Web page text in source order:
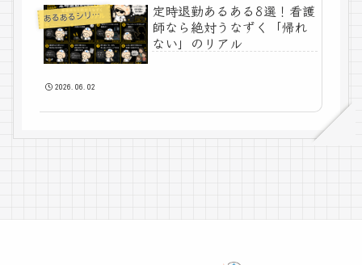
あ
るあるシリーズ
定時退勤あるある8選！看護
師なら絶対うなずく「帰れ
ない」のリアル
2026.06.02